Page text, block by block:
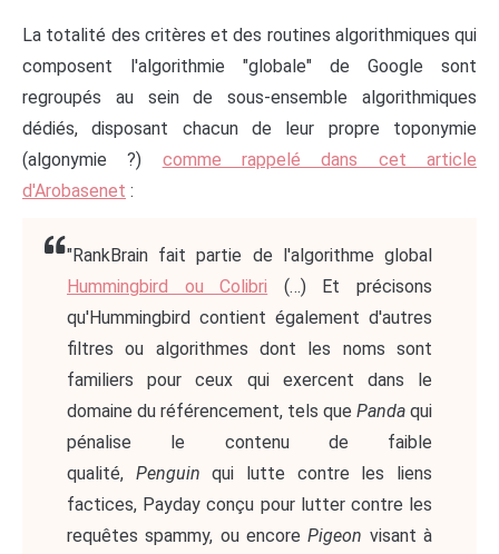
La totalité des critères et des routines algorithmiques qui
composent l'algorithmie "globale" de Google sont
regroupés au sein de sous-ensemble algorithmiques
dédiés, disposant chacun de leur propre toponymie
(algonymie ?) comme rappelé dans cet article
d'Arobasenet :
"RankBrain fait partie de l'algorithme global
Hummingbird ou Colibri (…) Et précisons
qu'Hummingbird contient également d'autres
filtres ou algorithmes dont les noms sont
familiers pour ceux qui exercent dans le
domaine du référencement, tels que Panda qui
pénalise le contenu de faible
qualité, Penguin qui lutte contre les liens
factices, Payday conçu pour lutter contre les
requêtes spammy, ou encorePigeon visant à